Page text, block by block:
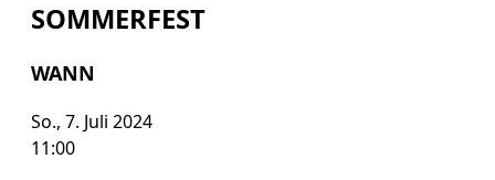
SOMMERFEST
WANN
So., 7. Juli 2024
11:00